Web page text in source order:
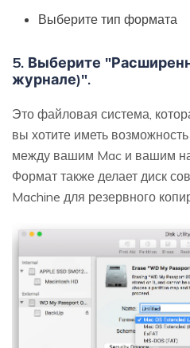
Выберите тип формата
5. Выберите
журнале)".
Это файловая система,
вы хотите иметь
между вашим Mac и вашим
Формат также делает диск
Machine для резервного